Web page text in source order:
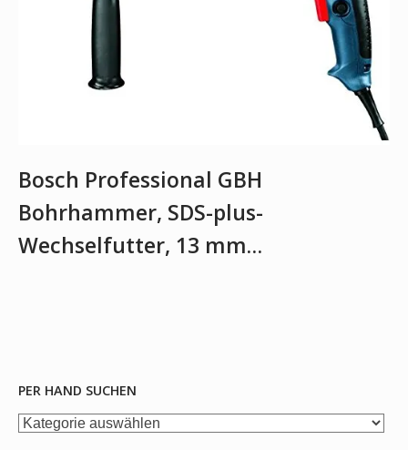
Bosch Professional GBH
Bohrhammer, SDS-plus-
Wechselfutter, 13 mm…
PER HAND SUCHEN
per